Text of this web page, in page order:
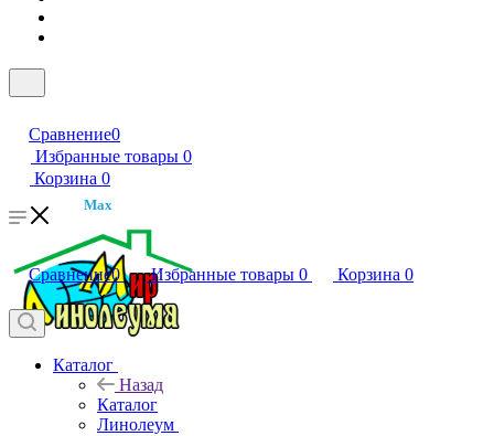
Сравнение0
Избранные товары 0
Корзина 0
Max
Сравнение0 Избранные товары 0 Корзина 0
Каталог
Назад
Каталог
Линолеум